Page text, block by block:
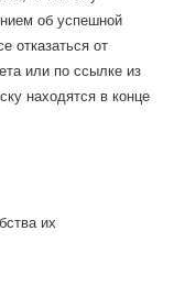
об успешной
отказаться от
или по ссылке из
находятся в конце
их